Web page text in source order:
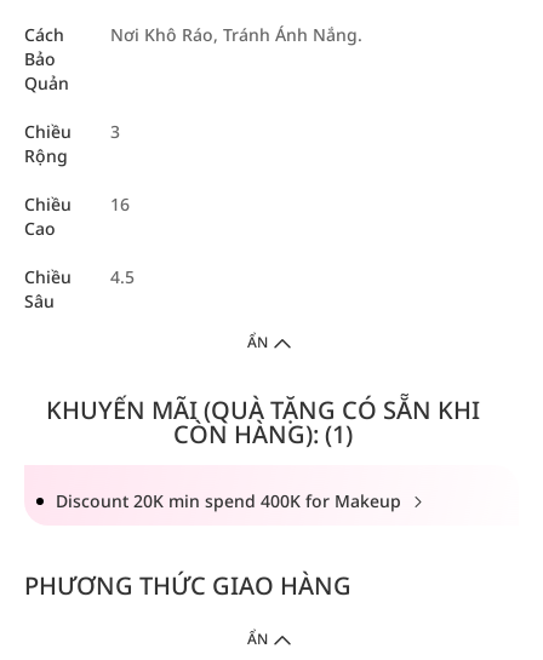
Cách
Bảo
Quản
Nơi Khô Ráo, Tránh Ánh Nắng.
Chiều
Rộng
3
Chiều
Cao
16
Chiều
Sâu
4.5
ẨN
KHUYẾN MÃI (QUÀ TẶNG CÓ SẴN KHI
CÒN HÀNG): (1)
Discount 20K min spend 400K for Makeup
PHƯƠNG THỨC GIAO HÀNG
ẨN